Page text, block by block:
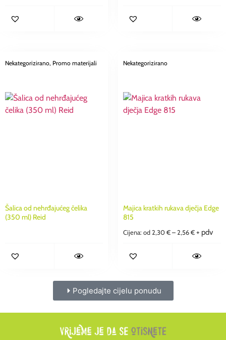
Nekategorizirano, Promo materijali
Šalica od nehrđajućeg čelika
(350 ml) Reid
Nekategorizirano
Majica kratkih rukava dječja Edge
815
Cijena: od 2,30 € – 2,56 € + pdv
Pogledajte cijelu ponudu